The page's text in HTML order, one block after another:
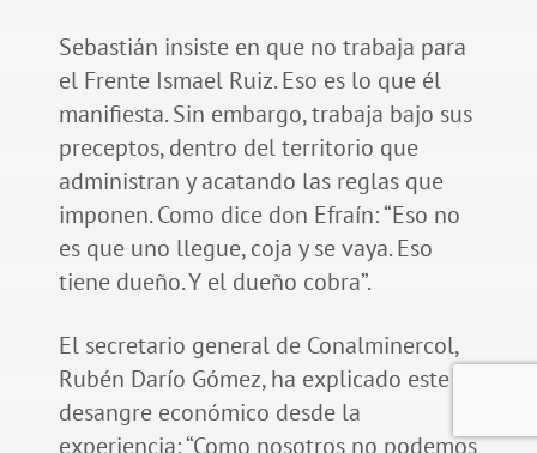
Sebastián insiste en que no trabaja para
el Frente Ismael Ruiz. Eso es lo que él
manifiesta. Sin embargo, trabaja bajo sus
preceptos, dentro del territorio que
administran y acatando las reglas que
imponen. Como dice don Efraín: “Eso no
es que uno llegue, coja y se vaya. Eso
tiene dueño. Y el dueño cobra”.
El secretario general de Conalminercol,
Rubén Darío Gómez, ha explicado este
desangre económico desde la
experiencia: “Como nosotros no podemos